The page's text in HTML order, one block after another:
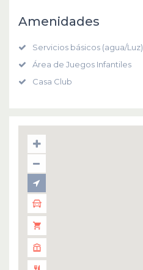
Amenidades
Servicios básicos (agua/Luz)
Área de Juegos Infantiles
Casa Club